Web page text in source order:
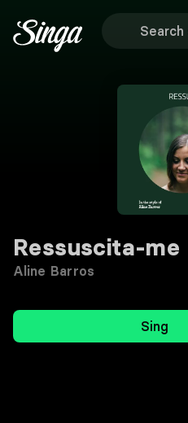
Ressuscita-me
Aline Barros
Sing